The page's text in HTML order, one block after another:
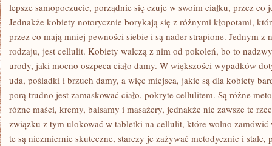
lepsze samopoczucie, porządnie się czuje w swoim ciałku, przez co
Jednakże kobiety notorycznie borykają się z różnymi kłopotami,
przez co mają mniej pewności siebie i są nader strapione. Jednym z
rodzaju, jest cellulit. Kobiety walczą z nim od pokoleń, bo to
urody, jaki mocno oszpeca ciało damy. W większości wypadków
uda, pośladki i brzuch damy, a więc miejsca, jakie są dla kobiety
porą trudno jest zamaskować ciało, pokryte cellulitem. Są różne
różne maści, kremy, balsamy i masażery, jednakże nie zawsze te
związku z tym ulokować w tabletki na cellulit, które wolno zamówić
te są niezmiernie skuteczne, starczy je zażywać metodycznie i stale,